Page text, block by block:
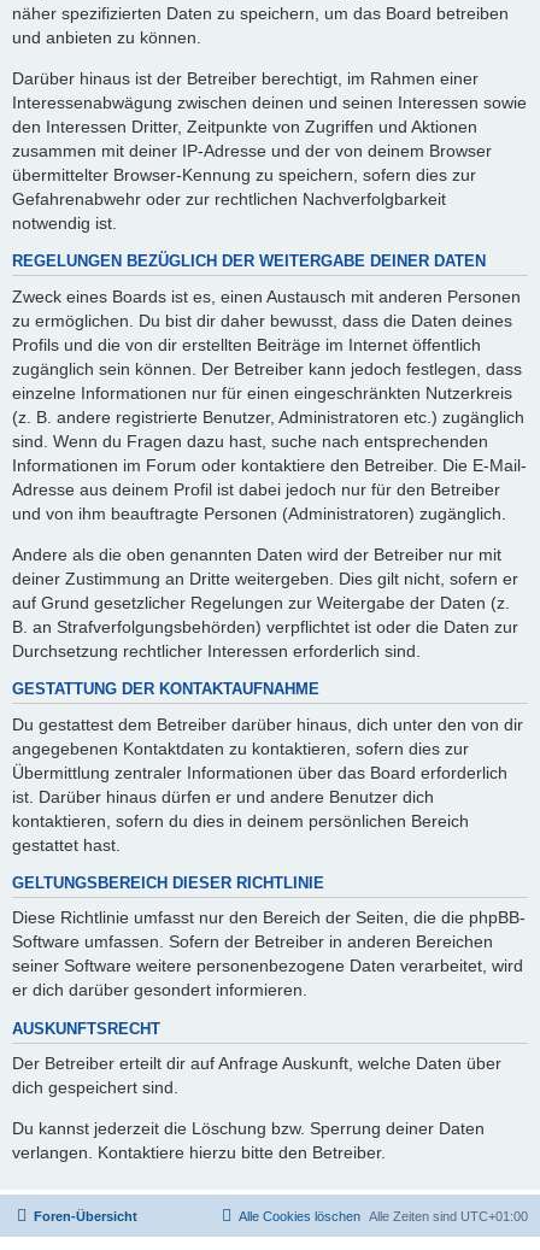
näher spezifizierten Daten zu speichern, um das Board betreiben
und anbieten zu können.
Darüber hinaus ist der Betreiber berechtigt, im Rahmen einer
Interessenabwägung zwischen deinen und seinen Interessen sowie
den Interessen Dritter, Zeitpunkte von Zugriffen und Aktionen
zusammen mit deiner IP-Adresse und der von deinem Browser
übermittelter Browser-Kennung zu speichern, sofern dies zur
Gefahrenabwehr oder zur rechtlichen Nachverfolgbarkeit
notwendig ist.
REGELUNGEN BEZÜGLICH DER WEITERGABE DEINER DATEN
Zweck eines Boards ist es, einen Austausch mit anderen Personen
zu ermöglichen. Du bist dir daher bewusst, dass die Daten deines
Profils und die von dir erstellten Beiträge im Internet öffentlich
zugänglich sein können. Der Betreiber kann jedoch festlegen, dass
einzelne Informationen nur für einen eingeschränkten Nutzerkreis
(z. B. andere registrierte Benutzer, Administratoren etc.) zugänglich
sind. Wenn du Fragen dazu hast, suche nach entsprechenden
Informationen im Forum oder kontaktiere den Betreiber. Die E-Mail-
Adresse aus deinem Profil ist dabei jedoch nur für den Betreiber
und von ihm beauftragte Personen (Administratoren) zugänglich.
Andere als die oben genannten Daten wird der Betreiber nur mit
deiner Zustimmung an Dritte weitergeben. Dies gilt nicht, sofern er
auf Grund gesetzlicher Regelungen zur Weitergabe der Daten (z.
B. an Strafverfolgungsbehörden) verpflichtet ist oder die Daten zur
Durchsetzung rechtlicher Interessen erforderlich sind.
GESTATTUNG DER KONTAKTAUFNAHME
Du gestattest dem Betreiber darüber hinaus, dich unter den von dir
angegebenen Kontaktdaten zu kontaktieren, sofern dies zur
Übermittlung zentraler Informationen über das Board erforderlich
ist. Darüber hinaus dürfen er und andere Benutzer dich
kontaktieren, sofern du dies in deinem persönlichen Bereich
gestattet hast.
GELTUNGSBEREICH DIESER RICHTLINIE
Diese Richtlinie umfasst nur den Bereich der Seiten, die die phpBB-
Software umfassen. Sofern der Betreiber in anderen Bereichen
seiner Software weitere personenbezogene Daten verarbeitet, wird
er dich darüber gesondert informieren.
AUSKUNFTSRECHT
Der Betreiber erteilt dir auf Anfrage Auskunft, welche Daten über
dich gespeichert sind.
Du kannst jederzeit die Löschung bzw. Sperrung deiner Daten
verlangen. Kontaktiere hierzu bitte den Betreiber.
Foren-Übersicht Alle Zeiten sind UTC+01:00
Alle Cookies löschen